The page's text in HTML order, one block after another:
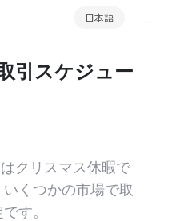
日本語
引スケジュー
クリスマス休暇で
くつかの市場で取
す。